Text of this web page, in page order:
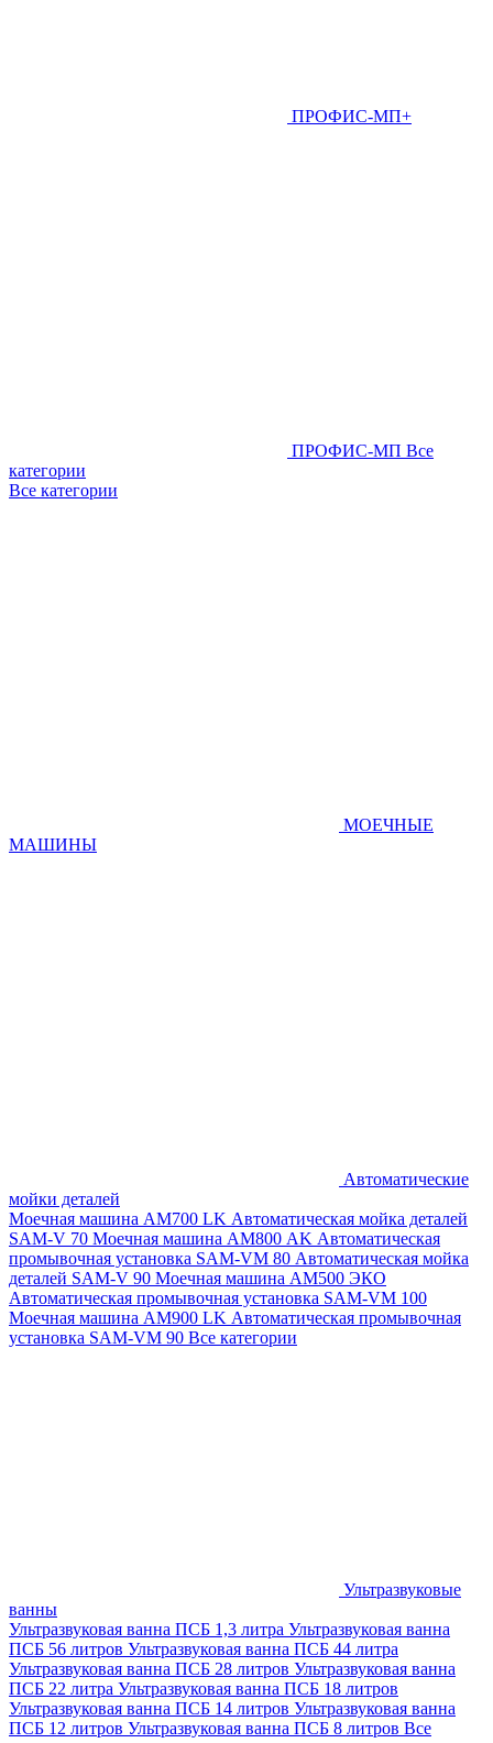
ПРОФИС-МП+
ПРОФИС-МП Все
категории
Все категории
МОЕЧНЫЕ
МАШИНЫ
Автоматические
мойки деталей
Моечная машина AM700 LK Автоматическая мойка деталей
SAM-V 70 Моечная машина АМ800 AK Автоматическая
промывочная установка SAM-VM 80 Автоматическая мойка
деталей SAM-V 90 Моечная машина АМ500 ЭКО
Автоматическая промывочная установка SAM-VM 100
Моечная машина AM900 LK Автоматическая промывочная
установка SAM-VM 90 Все категории
Ультразвуковые
ванны
Ультразвуковая ванна ПСБ 1,3 литра Ультразвуковая ванна
ПСБ 56 литров Ультразвуковая ванна ПСБ 44 литра
Ультразвуковая ванна ПСБ 28 литров Ультразвуковая ванна
ПСБ 22 литра Ультразвуковая ванна ПСБ 18 литров
Ультразвуковая ванна ПСБ 14 литров Ультразвуковая ванна
ПСБ 12 литров Ультразвуковая ванна ПСБ 8 литров Все